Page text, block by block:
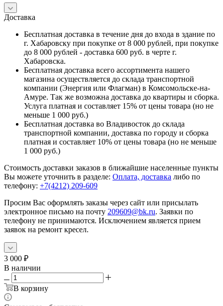
Доставка
Бесплатная доставка в течение дня до входа в здание по
г. Хабаровску при покупке от 8 000 рублей, при покупке
до 8 000 рублей - доставка 600 руб. в черте г.
Хабаровска.
Бесплатная доставка всего ассортимента нашего
магазина осуществляется до склада транспортной
компании (Энергия или Флагман) в Комсомольске-на-
Амуре. Так же возможна доставка до квартиры и сборка.
Услуга платная и составляет 15% от цены товара (но не
меньше 1 000 руб.)
Бесплатная доставка во Владивосток до склада
транспортной компании, доставка по городу и сборка
платная и составляет 10% от цены товара (но не меньше
1 000 руб.)
Стоимость доставки заказов в ближайшие населенные пункты
Вы можете уточнить в разделе: Оплата, доставка либо по
телефону: +7(4212) 209-609
Просим Вас оформлять заказы через сайт или присылать
электронное письмо на почту 209609@bk.ru. Заявки по
телефону не принимаются. Исключением является прием
заявок на ремонт кресел.
3 000 ₽
В наличии
В корзину